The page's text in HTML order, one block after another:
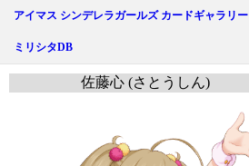
アイマス シンデレラガールズ カードギャラリー
ミリシタDB
佐藤心 (さとうしん)